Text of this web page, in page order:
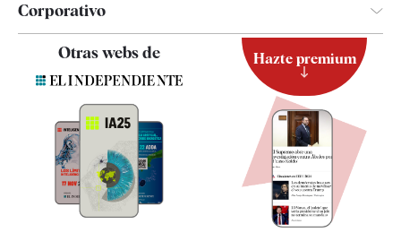
Corporativo
Contacto
Quiénes somos
Especificaciones
Otras webs de Hazte premium